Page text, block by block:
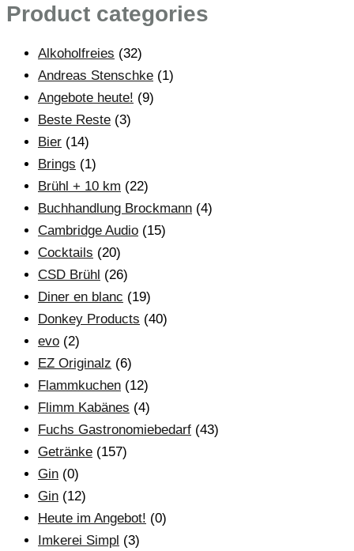
Product categories
Alkoholfreies (32)
Andreas Stenschke (1)
Angebote heute! (9)
Beste Reste (3)
Bier (14)
Brings (1)
Brühl + 10 km (22)
Buchhandlung Brockmann (4)
Cambridge Audio (15)
Cocktails (20)
CSD Brühl (26)
Diner en blanc (19)
Donkey Products (40)
evo (2)
EZ Originalz (6)
Flammkuchen (12)
Flimm Kabänes (4)
Fuchs Gastronomiebedarf (43)
Getränke (157)
Gin (0)
Gin (12)
Heute im Angebot! (0)
Imkerei Simpl (3)